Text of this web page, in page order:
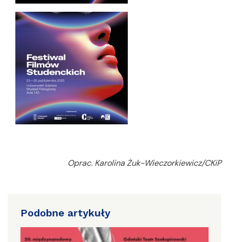
Oprac. Karolina Żuk-Wieczorkiewicz/CKiP
Podobne artykuły